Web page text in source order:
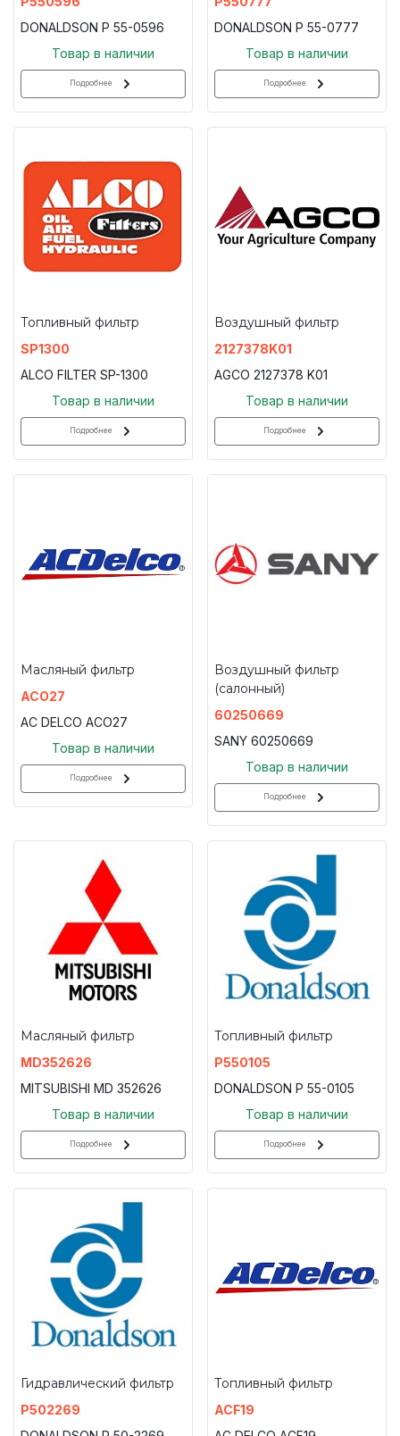
DONALDSON P 55-0596
Товар в наличии
Подробнее
DONALDSON P 55-0777
Товар в наличии
Подробнее
Топливный фильтр
SP1300
ALCO FILTER SP-1300
Товар в наличии
Подробнее
Воздушный фильтр
2127378K01
AGCO 2127378 K01
Товар в наличии
Подробнее
Масляный фильтр
ACO27
AC DELCO ACO27
Товар в наличии
Подробнее
Воздушный фильтр
(салонный)
60250669
SANY 60250669
Товар в наличии
Подробнее
Масляный фильтр
MD352626
MITSUBISHI MD 352626
Товар в наличии
Подробнее
Топливный фильтр
P550105
DONALDSON P 55-0105
Товар в наличии
Подробнее
Гидравлический фильтр
P502269
Топливный фильтр
ACF19